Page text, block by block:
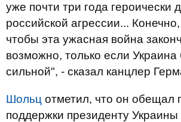
уже почти три года героически
российской агрессии...
чтобы эта ужасная война
возможно, только если Украина
сильной", - сказал канцлер
Шольц отметил, что он обещал
поддержки президенту